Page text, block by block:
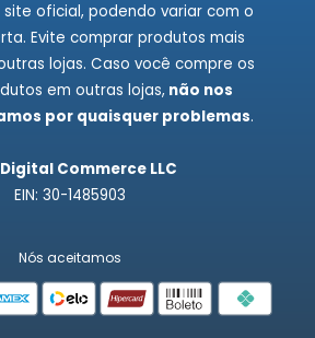
oficial, podendo variar com o
Evite comprar produtos mais
lojas. Caso você compre os
em outras lojas, não nos
por quaisquer problemas.
Commerce LLC
EIN: 30-1485903
Nós aceitamos